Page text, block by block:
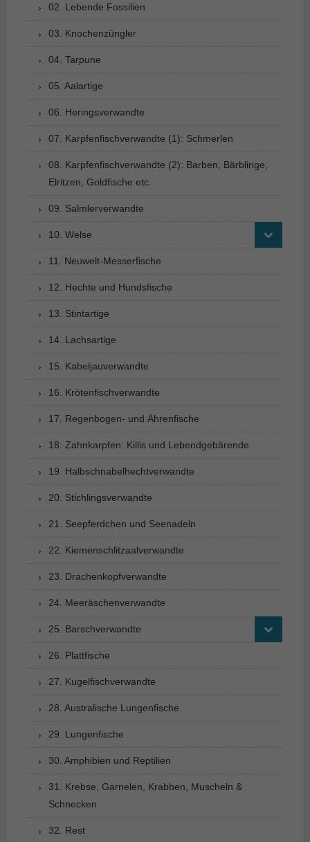
02. Lebende Fossilien
03. Knochenzüngler
04. Tarpune
05. Aalartige
06. Heringsverwandte
07. Karpfenfischverwandte (1): Schmerlen
08. Karpfenfischverwandte (2): Barben, Bärblinge,
Elritzen, Goldfische etc.
09. Salmlerverwandte
10. Welse
11. Neuwelt-Messerfische
12. Hechte und Hundsfische
13. Stintartige
14. Lachsartige
15. Kabeljauverwandte
16. Krötenfischverwandte
17. Regenbogen- und Ährenfische
18. Zahnkarpfen: Killis und Lebendgebärende
19. Halbschnabelhechtverwandte
20. Stichlingsverwandte
21. Seepferdchen und Seenadeln
22. Kiemenschlitzaalverwandte
23. Drachenkopfverwandte
24. Meeräschenverwandte
25. Barschverwandte
26. Plattfische
27. Kugelfischverwandte
28. Australische Lungenfische
29. Lungenfische
30. Amphibien und Reptilien
31. Krebse, Garnelen, Krabben, Muscheln &
Schnecken
32. Rest